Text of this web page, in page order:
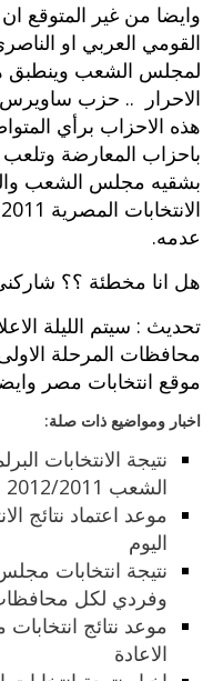
وايضا من غير المتوقع
القومي العربي او
لمجلس الشعب وينطبق
الاحرار .. حزب
هذه الاحزاب برأي
باحزاب المعارضة وتلعب
بشقيه مجلس الشعب
عدمه.
هل انا مخطئة ؟؟
تحديث : سيتم الليلة
محافظات المرحلة
موقع انتخابات مصر
اخبار ومواضيع ذات صلة:
نتيجة الانتخابات
الشعب 2012/2011
موعد اعتماد نتائج
اليوم
وفردي لكل
الاعادة